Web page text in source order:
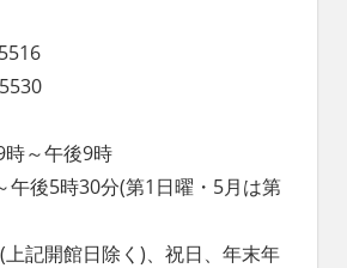
時～午後9時
午後5時30分(第1日曜・5月は第
記開館日除く)、祝日、年末年